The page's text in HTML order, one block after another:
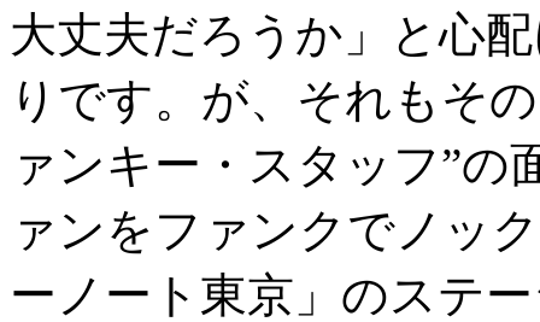
大丈夫だろうか」と心
りです。が、それもそ
ァンキー・スタッフ”の
ァンをファンクでノッ
ーノート東京」のステ